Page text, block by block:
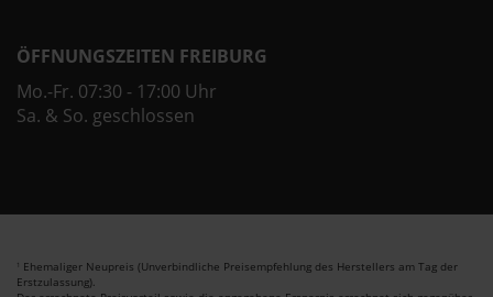
ÖFFNUNGSZEITEN FREIBURG
Mo.-Fr. 07:30 - 17:00 Uhr
Sa. & So. geschlossen
1 Ehemaliger Neupreis (Unverbindliche Preisempfehlung des Herstellers am Tag der
Erstzulassung).